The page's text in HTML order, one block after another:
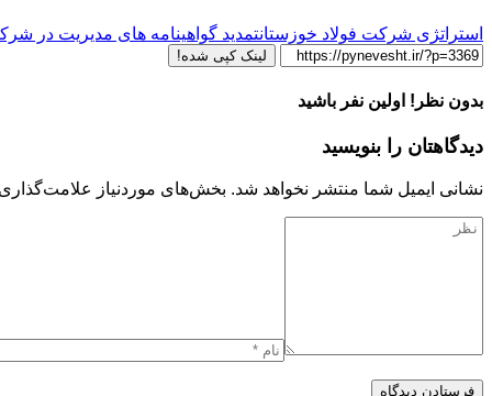
استراتژی شرکت فولاد خوزستانتمدید گواهینامه های مدیریت در
لینک کپی شده!
بدون نظر! اولین نفر باشید
دیدگاهتان را بنویسید
نشانی ایمیل شما منتشر نخواهد شد. بخش‌های موردنیاز